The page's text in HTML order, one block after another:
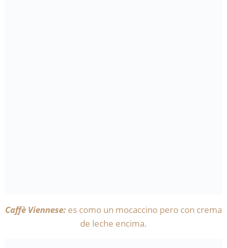
Caffè Viennese: es como un mocaccino pero con crema
de leche encima.